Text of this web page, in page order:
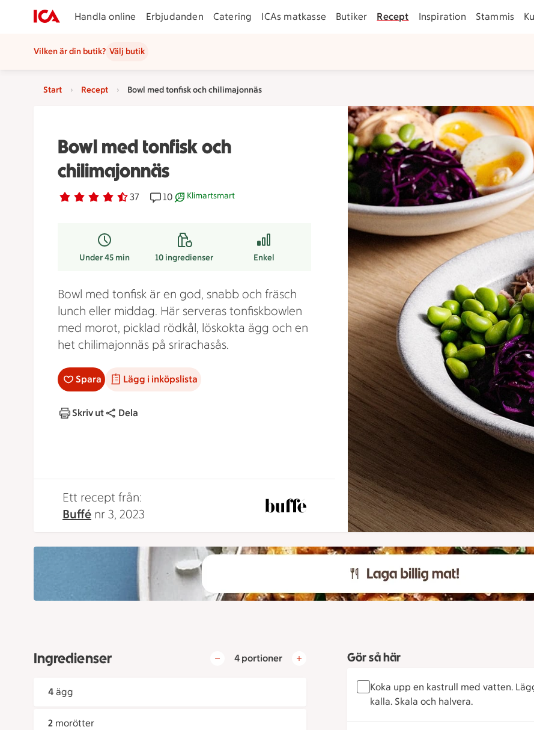
Handla online Erbjudanden Catering ICAs matkasse Butiker Recept Inspiration Stammis
Vilken är din butik? Välj butik
Start Recept Bowl med tonfisk och chilimajonnäs
Bowl med tonfisk och
chilimajonnäs
Betyg 4.4 av 5. 37
37 personer har röstatReceptet har 10 kommentarer
10 Receptet är ett klimartsmart val.
Klimartsmart
Under 45 min 10ingredienser Enkel
Bowl med tonfisk är en god, snabb och fräsch
lunch eller middag. Här serveras tonfiskbowlen
med morot, picklad rödkål, löskokta ägg och en
het chilimajonnäs på srirachasås.
Spara Lägg i inköpslista
Skriv ut Dela
Ett recept från:
Buffé nr 3, 2023
Ingredienser 4 portioner
4 ägg
2 morötter
Gör så här
Koka upp en kastrull med vatten.
kalla. Skala och halvera.